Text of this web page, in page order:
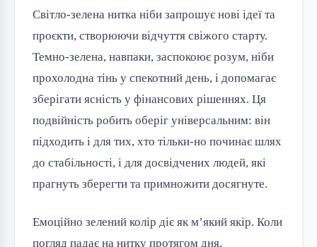
Світло-зелена нитка ніби запрошує нові ідеї та
проєкти, створюючи відчуття свіжого старту.
Темно-зелена, навпаки, заспокоює розум, ніби
прохолодна тінь у спекотний день, і допомагає
зберігати ясність у фінансових рішеннях. Ця
подвійність робить оберіг універсальним: він
підходить і для тих, хто тільки-но починає шлях
до стабільності, і для досвідчених людей, які
прагнуть зберегти та примножити досягнуте.
Емоційно зелений колір діє як м’який якір. Коли
погляд падає на нитку протягом дня,